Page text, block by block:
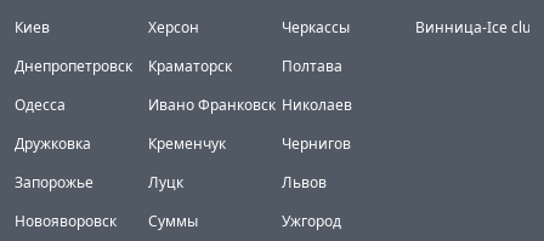
Киев
Днепропетровск
Одесса
Дружковка
Запорожье
Новояворовск
Херсон
Краматорск
Ивано Франковск
Кременчук
Луцк
Суммы
Черкассы
Полтава
Николаев
Чернигов
Львов
Ужгород
Винница-Ice club